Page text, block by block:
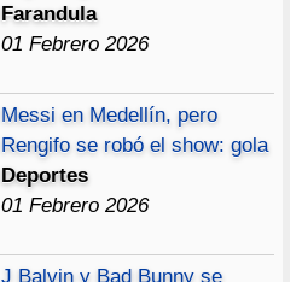
Farandula
01 Febrero 2026
Messi en Medellín, pero
Rengifo se robó el show: gola
Deportes
01 Febrero 2026
J Balvin y Bad Bunny se